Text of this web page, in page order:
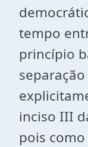
tempo
princípio
inciso III
pois